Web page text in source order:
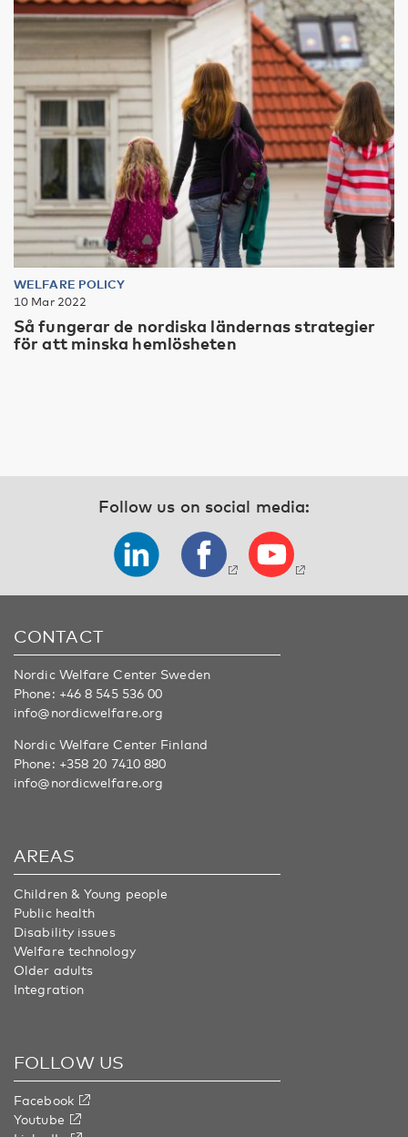
WELFARE POLICY
10 Mar 2022
Så fungerar de nordiska ländernas strategier
för att minska hemlösheten
Follow us on social media:
CONTACT
Nordic Welfare Center Sweden
Phone: +46 8 545 536 00
info@nordicwelfare.org
Nordic Welfare Center Finland
Phone: +358 20 7410 880
info@nordicwelfare.org
AREAS
Children & Young people
Public health
Disability issues
Welfare technology
Older adults
Integration
FOLLOW US
Facebook
Youtube